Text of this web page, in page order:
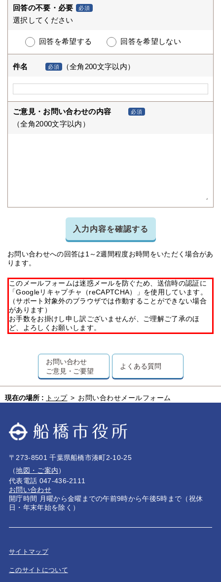
回答の不要・必要 必須
選択してください
回答を希望する 回答を希望しない
件名 必須 （全角200文字以内）
ご意見・お問い合わせの内容 必須
（全角2000文字以内）
入力内容を確認する
お問い合わせへの回答は1～2週間程度お時間をいただく場合があ
ります。
このメールフォームは迷惑メールを防ぐため、送信時の認証に
「Googleリキャプチャ（reCAPTCHA）」を使用しています。
（サポート対象外のブラウザでは作動することができない場合
があります）
お手数をお掛けし申し訳ございませんが、ご理解ご了承のほ
ど、よろしくお願いします。
お問い合わせ
ご意見・ご要望
よくある質問
現在の場所 : トップ > お問い合わせメールフォーム
〒273-8501 千葉県船橋市湊町2-10-25
（地図・ご案内）
代表電話 047-436-2111
お問い合わせ
開庁時間 月曜から金曜までの午前9時から午後5時まで（祝休
日・年末年始を除く）
サイトマップ
このサイトについて